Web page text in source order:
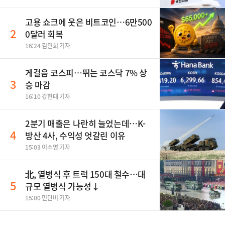
2
고용 쇼크에 웃은 비트코인…6만500
0달러 회복
16:24 김민희 기자
3
게걸음 코스피…뛰는 코스닥 7% 상
승 마감
16:10 강현태 기자
4
2분기 매출은 나란히 늘었는데…K-
방산 4사, 수익성 엇갈린 이유
15:03 이소영 기자
5
北, 열병식 후 트럭 150대 철수…대
규모 열병식 가능성↓
15:00 민단비 기자